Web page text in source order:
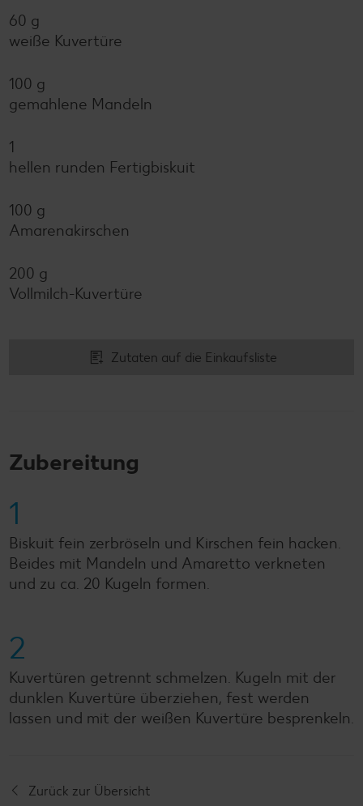
60 g
weiße Kuvertüre
100 g
gemahlene Mandeln
1
hellen runden Fertigbiskuit
100 g
Amarenakirschen
200 g
Vollmilch-Kuvertüre
Zutaten auf die Einkaufsliste
Zubereitung
1
Biskuit fein zerbröseln und Kirschen fein hacken.
Beides mit Mandeln und Amaretto verkneten
und zu ca. 20 Kugeln formen.
2
Kuvertüren getrennt schmelzen. Kugeln mit der
dunklen Kuvertüre überziehen, fest werden
lassen und mit der weißen Kuvertüre besprenkeln.
Zurück zur Übersicht